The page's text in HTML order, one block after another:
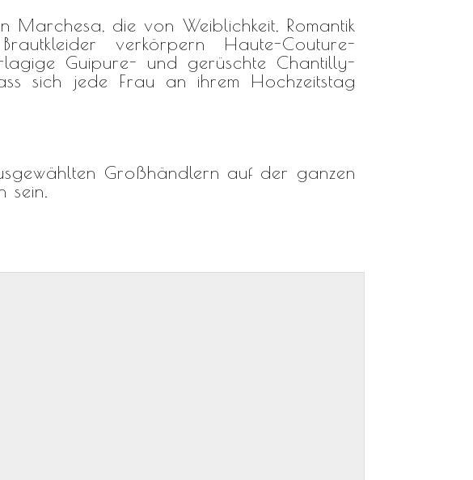
Marchesa, die von Weiblichkeit, Romantik
verkörpern Haute-Couture-
Guipure- und gerüschte Chantilly-
sich jede Frau an ihrem Hochzeitstag
Großhändlern auf der ganzen
sein.